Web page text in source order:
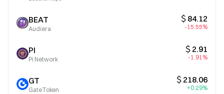
BEAT
Audiera
＄84.12
-15.55%
PI
Pi Network
＄2.91
-1.91%
GT
GateToken
＄218.06
+0.29%